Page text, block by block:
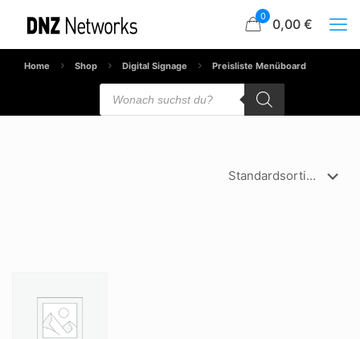
0 0,00 €
Home Shop Digital Signage Preisliste Menüboard
Products
search